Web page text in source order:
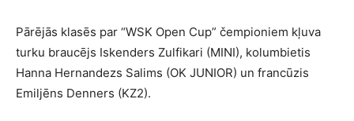
Pārējās klasēs par “WSK Open Cup” čempioniem kļuva
turku braucējs Iskenders Zulfikari (MINI), kolumbietis
Hanna Hernandezs Salims (OK JUNIOR) un francūzis
Emiljēns Denners (KZ2).